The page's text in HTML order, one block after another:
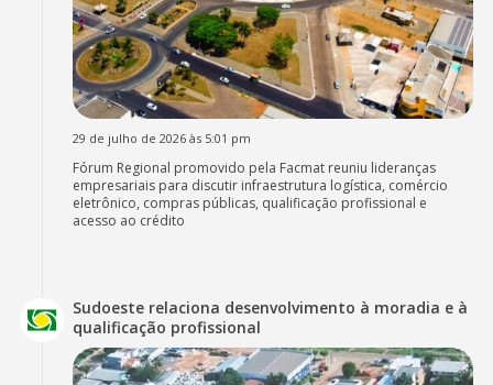
29 de julho de 2026 às 5:01 pm
Fórum Regional promovido pela Facmat reuniu lideranças
empresariais para discutir infraestrutura logística, comércio
eletrônico, compras públicas, qualificação profissional e
acesso ao crédito
Sudoeste relaciona desenvolvimento à moradia e à
qualificação profissional